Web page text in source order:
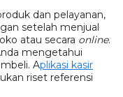
dan pelayanan,
setelah menjual
atau secara online.
mengetahui
Aplikasi kasir
riset referensi